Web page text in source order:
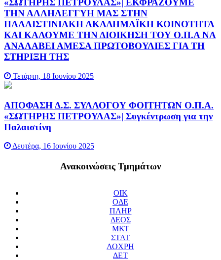
«ΣΩΤΗΡΗΣ ΠΕΤΡΟΥΛΑΣ»| ΕΚΦΡΑΖΟΥΜΕ
ΤΗΝ ΑΛΛΗΛΕΓΓΥΗ ΜΑΣ ΣΤΗΝ
ΠΑΛΑΙΣΤΙΝΙΑΚΗ ΑΚΑΔΗΜΑΪΚΗ ΚΟΙΝΟΤΗΤΑ
ΚΑΙ ΚΑΛΟΥΜΕ ΤΗΝ ΔΙΟΙΚΗΣΗ ΤΟΥ Ο.Π.Α ΝΑ
ΑΝΑΛΑΒΕΙ ΑΜΕΣΑ ΠΡΩΤΟΒΟΥΛΙΕΣ ΓΙΑ ΤΗ
ΣΤΗΡΙΞΗ ΤΗΣ
Τετάρτη, 18 Ιουνίου 2025
ΑΠΟΦΑΣΗ Δ.Σ. ΣΥΛΛΟΓΟΥ ΦΟΙΤΗΤΩΝ Ο.Π.Α.
«ΣΩΤΗΡΗΣ ΠΕΤΡΟΥΛΑΣ»| Συγκέντρωση για την
Παλαιστίνη
Δευτέρα, 16 Ιουνίου 2025
Ανακοινώσεις Τμημάτων
ΟΙΚ
ΟΔΕ
ΠΛΗΡ
ΔΕΟΣ
ΜΚΤ
ΣΤΑΤ
ΛΟΧΡΗ
ΔΕΤ